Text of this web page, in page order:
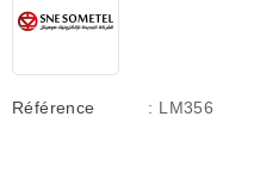
Référence : LM356